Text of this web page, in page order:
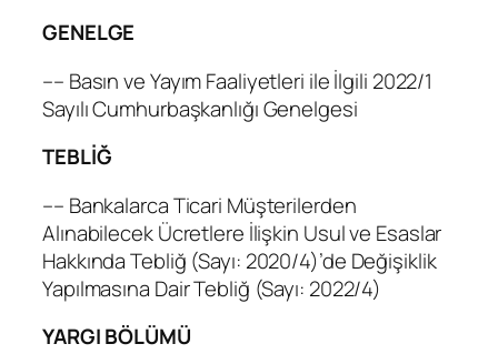
GENELGE
–– Basın ve Yayım Faaliyetleri ile İlgili 2022/1
Sayılı Cumhurbaşkanlığı Genelgesi
TEBLİĞ
–– Bankalarca Ticari Müşterilerden
Alınabilecek Ücretlere İlişkin Usul ve Esaslar
Hakkında Tebliğ (Sayı: 2020/4)’de Değişiklik
Yapılmasına Dair Tebliğ (Sayı: 2022/4)
YARGI BÖLÜMÜ